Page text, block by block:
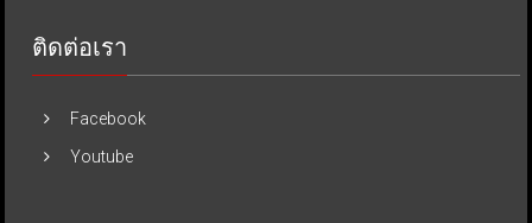
ติดต่อเรา
Facebook
Youtube